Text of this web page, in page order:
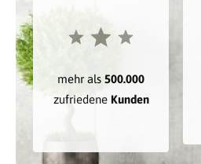
mehr als 500.000
zufriedene Kunden